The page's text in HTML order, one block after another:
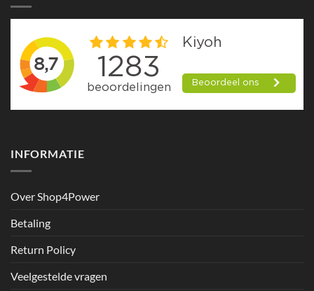
INFORMATIE
Over Shop4Power
Betaling
Return Policy
Veelgestelde vragen